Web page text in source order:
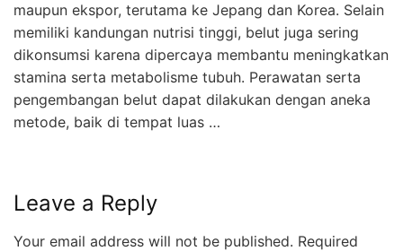
maupun ekspor, terutama ke Jepang dan Korea. Selain
memiliki kandungan nutrisi tinggi, belut juga sering
dikonsumsi karena dipercaya membantu meningkatkan
stamina serta metabolisme tubuh. Perawatan serta
pengembangan belut dapat dilakukan dengan aneka
metode, baik di tempat luas …
Leave a Reply
Your email address will not be published. Required